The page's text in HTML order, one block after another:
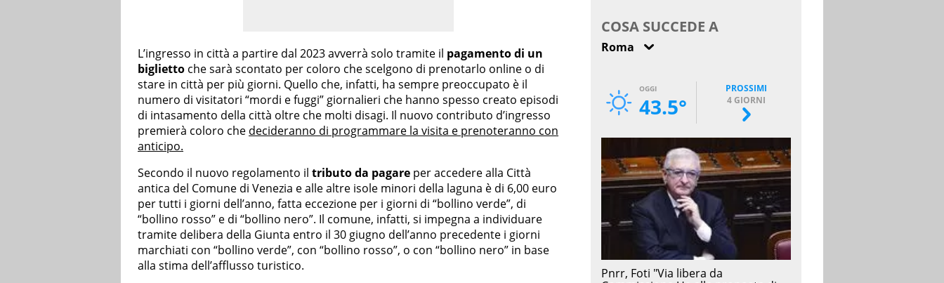
L’ingresso in città a partire dal 2023 avverrà solo tramite il pagamento di un
biglietto che sarà scontato per coloro che scelgono di prenotarlo online o di
stare in città per più giorni. Quello che, infatti, ha sempre preoccupato è il
numero di visitatori “mordi e fuggi” giornalieri che hanno spesso creato episodi
di intasamento della città oltre che molti disagi. Il nuovo contributo d’ingresso
premierà coloro che decideranno di programmare la visita e prenoteranno con
anticipo.
Secondo il nuovo regolamento il tributo da pagare per accedere alla Città
antica del Comune di Venezia e alle altre isole minori della laguna è di 6,00 euro
per tutti i giorni dell’anno, fatta eccezione per i giorni di “bollino verde”, di
“bollino rosso” e di “bollino nero”. Il comune, infatti, si impegna a individuare
tramite delibera della Giunta entro il 30 giugno dell’anno precedente i giorni
marchiati con “bollino verde”, con “bollino rosso”, o con “bollino nero” in base
alla stima dell’afflusso turistico.